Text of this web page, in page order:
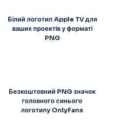
Білий логотип Apple TV для
ваших проектів у форматі
PNG
Безкоштовний PNG значок
головного синього
логотипу OnlyFans